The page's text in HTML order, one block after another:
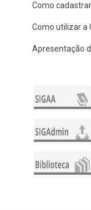
Como
Como utilizar a
Apresentação